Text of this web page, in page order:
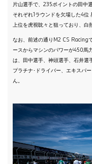
片山選手で、235ポイントの田中
それぞれ1ラウンドを欠場した4
上位を虎視眈々と狙っており、白
なお、前述の通りM2 CS Racing
ースからマシンのパワーが450馬
は、田中選手、神頭選手、石井選
プラチナ･ドライバー、エキスパ
ん。